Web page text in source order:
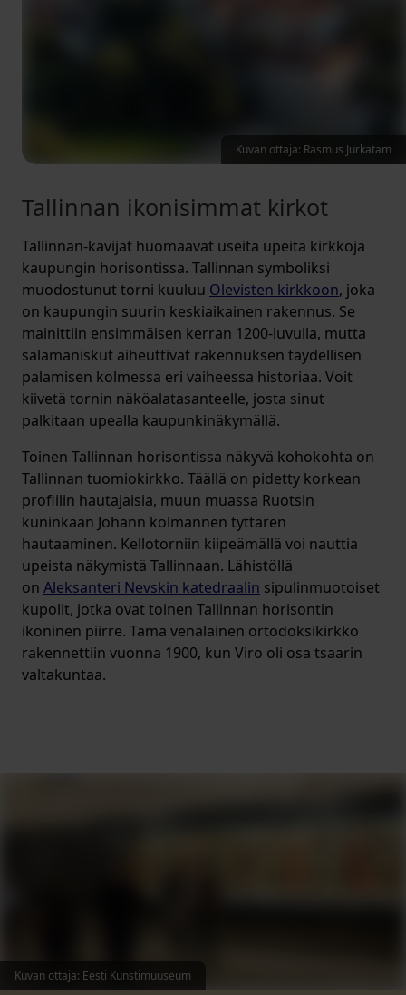
Tallinnan ikonisimmat kirkot
Tallinnan-kävijät huomaavat useita upeita kirkkoja
kaupungin horisontissa. Tallinnan symboliksi
muodostunut torni kuuluu Olevisten kirkkoon, joka
on kaupungin suurin keskiaikainen rakennus. Se
mainittiin ensimmäisen kerran 1200-luvulla, mutta
salamaniskut aiheuttivat rakennuksen täydellisen
palamisen kolmessa eri vaiheessa historiaa. Voit
kiivetä tornin näköalatasanteelle, josta sinut
palkitaan upealla kaupunkinäkymällä.
Toinen Tallinnan horisontissa näkyvä kohokohta on
Tallinnan tuomiokirkko. Täällä on pidetty korkean
profiilin hautajaisia, muun muassa Ruotsin
kuninkaan Johann kolmannen tyttären
hautaaminen. Kellotorniin kiipeämällä voi nauttia
upeista näkymistä Tallinnaan. Lähistöllä
on Aleksanteri Nevskin katedraalin sipulinmuotoiset
kupolit, jotka ovat toinen Tallinnan horisontin
ikoninen piirre. Tämä venäläinen ortodoksikirkko
rakennettiin vuonna 1900, kun Viro oli osa tsaarin
valtakuntaa.
Kuvan ottaja: Rasmus Jurkatam
Kuvan ottaja: Eesti Kunstimuuseum